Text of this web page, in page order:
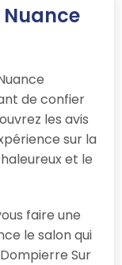
de confier
les avis
sur la
et le
faire une
le salon qui
Sur